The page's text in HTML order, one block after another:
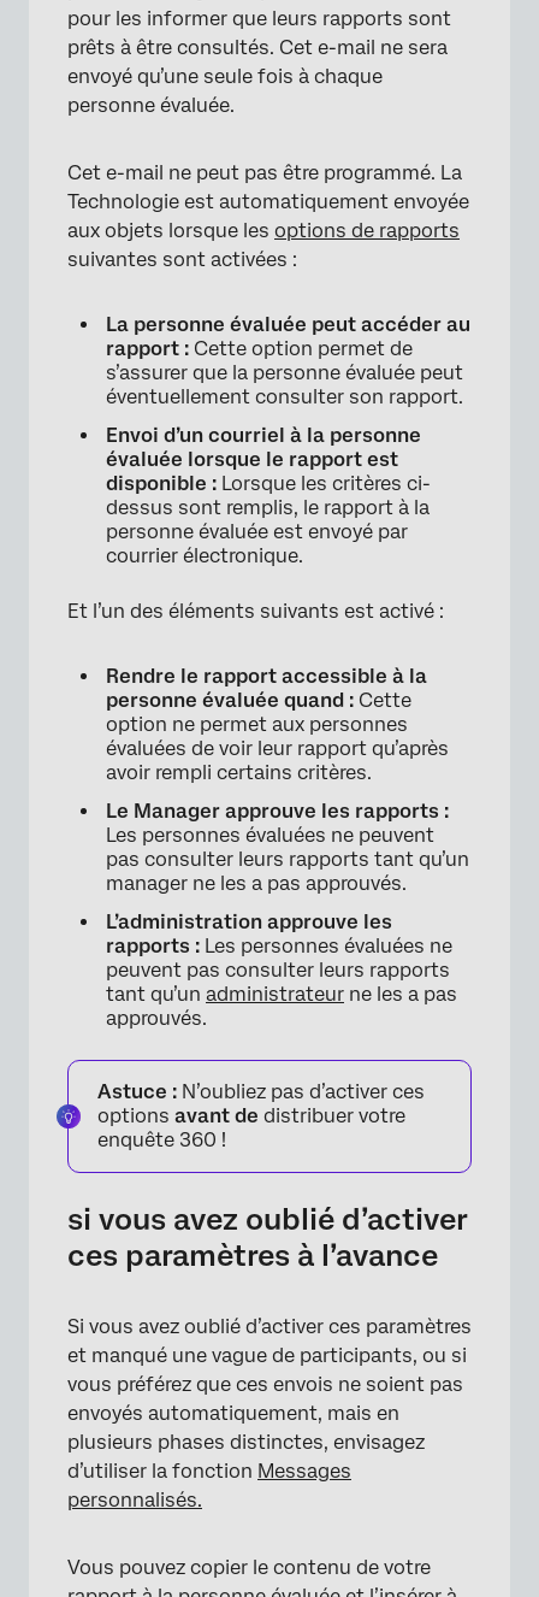
pour les informer que leurs rapports sont
prêts à être consultés. Cet e-mail ne sera
envoyé qu’une seule fois à chaque
personne évaluée.
Cet e-mail ne peut pas être programmé. La
Technologie est automatiquement envoyée
aux objets lorsque les options de rapports
suivantes sont activées :
La personne évaluée peut accéder au
rapport : Cette option permet de
s’assurer que la personne évaluée peut
éventuellement consulter son rapport.
Envoi d’un courriel à la personne
évaluée lorsque le rapport est
disponible : Lorsque les critères ci-
dessus sont remplis, le rapport à la
personne évaluée est envoyé par
courrier électronique.
Et l’un des éléments suivants est activé :
Rendre le rapport accessible à la
personne évaluée quand : Cette
option ne permet aux personnes
évaluées de voir leur rapport qu’après
avoir rempli certains critères.
Le Manager approuve les rapports :
Les personnes évaluées ne peuvent
pas consulter leurs rapports tant qu’un
manager ne les a pas approuvés.
L’administration approuve les
rapports : Les personnes évaluées ne
peuvent pas consulter leurs rapports
tant qu’un administrateur ne les a pas
approuvés.
Astuce : N’oubliez pas d’activer ces
options avant de distribuer votre
enquête 360 !
si vous avez oublié d’activer
ces paramètres à l’avance
Si vous avez oublié d’activer ces paramètres
et manqué une vague de participants, ou si
vous préférez que ces envois ne soient pas
envoyés automatiquement, mais en
plusieurs phases distinctes, envisagez
d’utiliser la fonction Messages
personnalisés.
Vous pouvez copier le contenu de votre